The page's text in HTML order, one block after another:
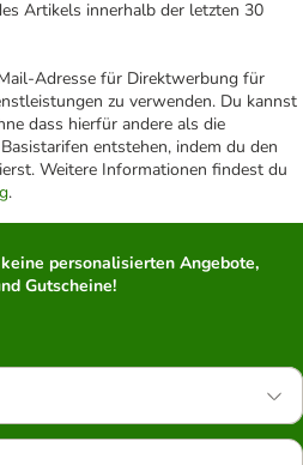
Artikels innerhalb der letzten 30
Adresse für Direktwerbung für
zu verwenden. Du kannst
dass hierfür andere als die
entstehen, indem du den
Weitere Informationen findest du
.
personalisierten Angebote,
Gutscheine!